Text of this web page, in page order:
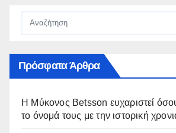
Πρόσφατα Άρθρα
Η Μύκονος Betsson ευχαριστεί
το όνομά τους με την ιστορική